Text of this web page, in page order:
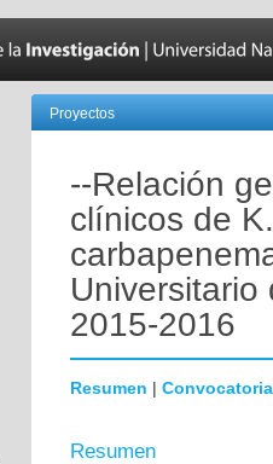
Proyectos
--Relación
clínicos de
Universitario
2015-2016
Resumen | Convocatoria
Resumen